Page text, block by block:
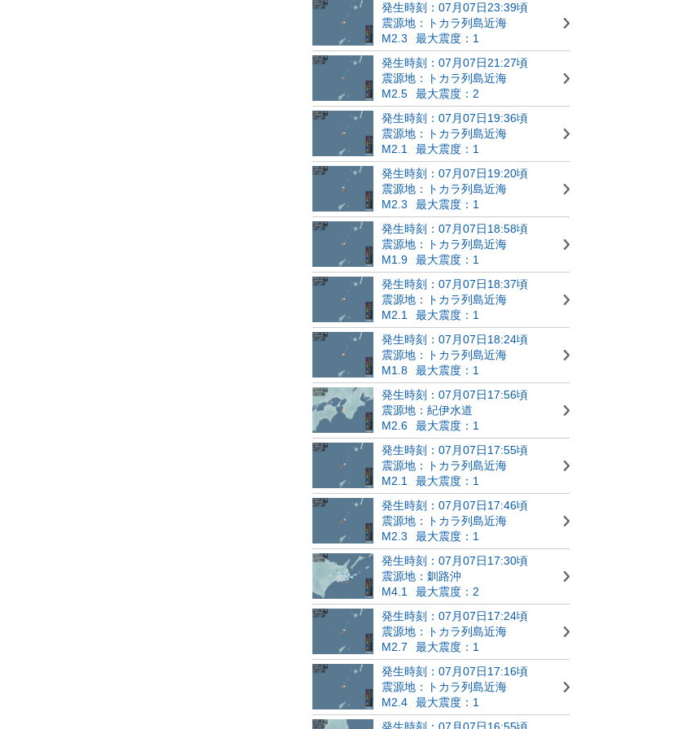
発生時刻：07月07日23:39頃
震源地：トカラ列島近海
M2.3
最大震度：1
発生時刻：07月07日21:27頃
震源地：トカラ列島近海
M2.5
最大震度：2
発生時刻：07月07日19:36頃
震源地：トカラ列島近海
M2.1
最大震度：1
発生時刻：07月07日19:20頃
震源地：トカラ列島近海
M2.3
最大震度：1
発生時刻：07月07日18:58頃
震源地：トカラ列島近海
M1.9
最大震度：1
発生時刻：07月07日18:37頃
震源地：トカラ列島近海
M2.1
最大震度：1
発生時刻：07月07日18:24頃
震源地：トカラ列島近海
M1.8
最大震度：1
発生時刻：07月07日17:56頃
震源地：紀伊水道
M2.6
最大震度：1
発生時刻：07月07日17:55頃
震源地：トカラ列島近海
M2.1
最大震度：1
発生時刻：07月07日17:46頃
震源地：トカラ列島近海
M2.3
最大震度：1
発生時刻：07月07日17:30頃
震源地：釧路沖
M4.1
最大震度：2
発生時刻：07月07日17:24頃
震源地：トカラ列島近海
M2.7
最大震度：1
発生時刻：07月07日17:16頃
震源地：トカラ列島近海
M2.4
最大震度：1
発生時刻：07月07日16:55頃